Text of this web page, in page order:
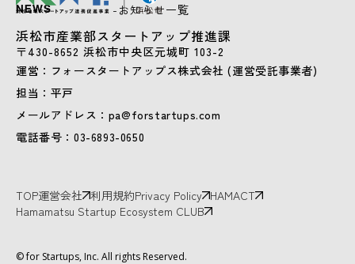
NEWS -お知らせ一覧
浜松市産業部スタートアップ推進課
〒430-8652 浜松市中央区元城町 103-2
運営：フォースタートアップス株式会社 (運営受託事業者)
担当：平戸
メールアドレス：pa@forstartups.com
電話番号：03-6893-0650
TOP運営会社 利用規約Privacy Policy HAMACT
Hamamatsu Startup Ecosystem CLUB
© for Startups, Inc. All rights Reserved.